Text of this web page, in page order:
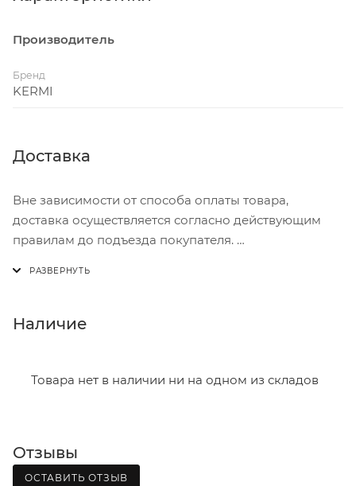
Производитель
Бренд
KERMI
Доставка
Вне зависимости от способа оплаты товара,
доставка осуществляется согласно действующим
правилам до подъезда покупателя.
В субботу с 8:00 до 15:00
- зоны доставки;
Границы доставки в черте города на выезд
(перекрестки улиц):
Наличие
Товара нет в наличии ни на одном из складов
Отзывы
ОСТАВИТЬ ОТЗЫВ